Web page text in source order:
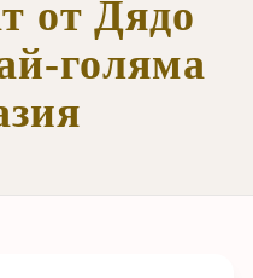
от Дядо
голяма